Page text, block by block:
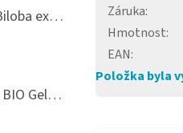
Golden Nature Ginkgo Biloba extrakt 50:1 60mg, 100 kapslí
Vitalvibe Maca Sextuple BIO Gelatinized 3-Complex, 60 kapslí
Záruka:
Hmotnost:
EAN:
Položka byla